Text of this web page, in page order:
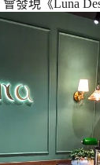
發現《Luna